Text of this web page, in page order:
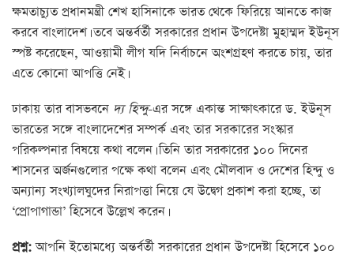
ক্ষমতাচ্যুত প্রধানমন্ত্রী শেখ হাসিনাকে ভারত থেকে ফিরিয়ে আনতে কাজ
করবে বাংলাদেশ। তবে অন্তর্বর্তী সরকারের প্রধান উপদেষ্টা মুহাম্মদ ইউনূস
স্পষ্ট করেছেন, আওয়ামী লীগ যদি নির্বাচনে অংশগ্রহণ করতে চায়, তার
এতে কোনো আপত্তি নেই।
ঢাকায় তার বাসভবনে দ্য হিন্দু-এর সঙ্গে একান্ত সাক্ষাৎকারে ড. ইউনূস
ভারতের সঙ্গে বাংলাদেশের সম্পর্ক এবং তার সরকারের সংস্কার
পরিকল্পনার বিষয়ে কথা বলেন। তিনি তার সরকারের ১০০ দিনের
শাসনের অর্জনগুলোর পক্ষে কথা বলেন এবং মৌলবাদ ও দেশের হিন্দু ও
অন্যান্য সংখ্যালঘুদের নিরাপত্তা নিয়ে যে উদ্বেগ প্রকাশ করা হচ্ছে, তা
‘প্রোপাগান্ডা’ হিসেবে উল্লেখ করেন।
প্রশ্ন:আপনি ইতোমধ্যে অন্তর্বর্তী সরকারের প্রধান উপদেষ্টা হিসেবে ১০০